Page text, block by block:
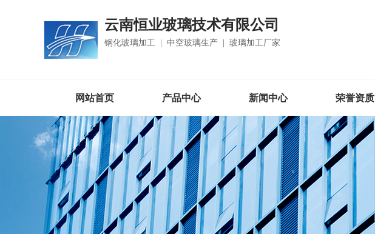
云南恒业玻璃技术有限公司
钢化玻璃加工 | 中空玻璃生产 | 玻璃加工厂家
网站首页 产品中心 新闻中心 荣誉资质